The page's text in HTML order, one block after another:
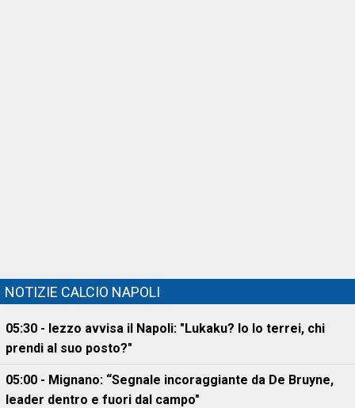
NOTIZIE CALCIO NAPOLI
05:30 - Iezzo avvisa il Napoli: "Lukaku? Io lo terrei, chi
prendi al suo posto?"
05:00 - Mignano: “Segnale incoraggiante da De Bruyne,
leader dentro e fuori dal campo"